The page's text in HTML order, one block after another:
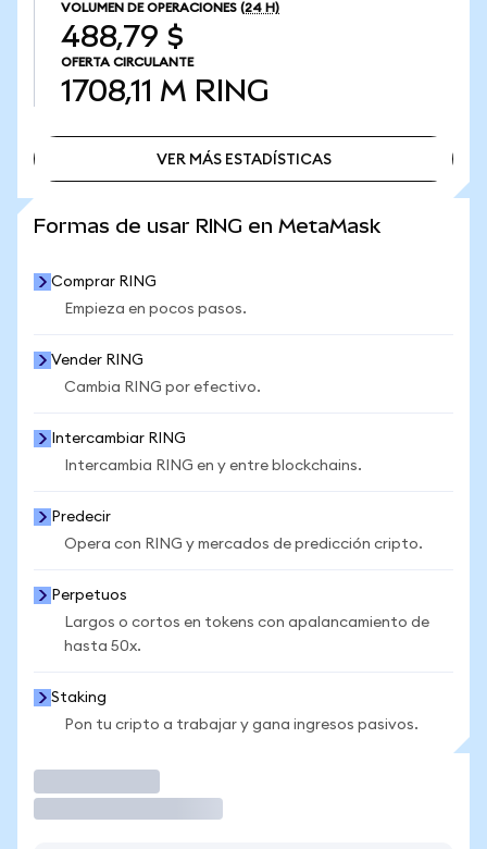
VOLUMEN DE OPERACIONES (24 H)
488,79 $
OFERTA CIRCULANTE
1708,11 M RING
VER MÁS ESTADÍSTICAS
Formas de usar RING en MetaMask
Comprar RING
Empieza en pocos pasos.
Vender RING
Cambia RING por efectivo.
Intercambiar RING
Intercambia RING en y entre blockchains.
Predecir
Opera con RING y mercados de predicción cripto.
Perpetuos
Largos o cortos en tokens con apalancamiento de
hasta 50x.
Staking
Pon tu cripto a trabajar y gana ingresos pasivos.